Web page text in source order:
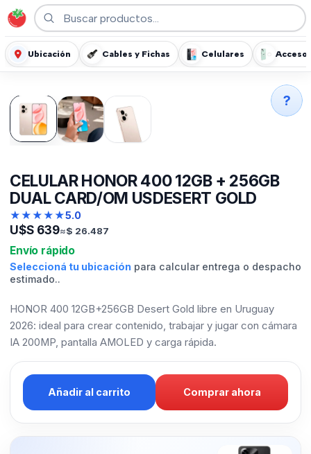
Ubicación Cables y Fichas Celulares
CELULAR HONOR 400 12GB + 256GB
DUAL CARD/OM USDESERT GOLD
★★★★★5.0
U$S 639≈$ 26.487
Envío rápido
Seleccioná tu ubicación para calcular entrega o despacho
estimado..
HONOR 400 12GB+256GB Desert Gold libre en Uruguay
2026: ideal para crear contenido, trabajar y jugar con cámara
IA 200MP, pantalla AMOLED y carga rápida.
Añadir al carrito Comprar ahora
?